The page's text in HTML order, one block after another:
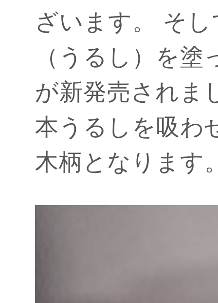
ざいます。 そ
（うるし）を
が新発売されま
本うるしを吸わ
木柄となります